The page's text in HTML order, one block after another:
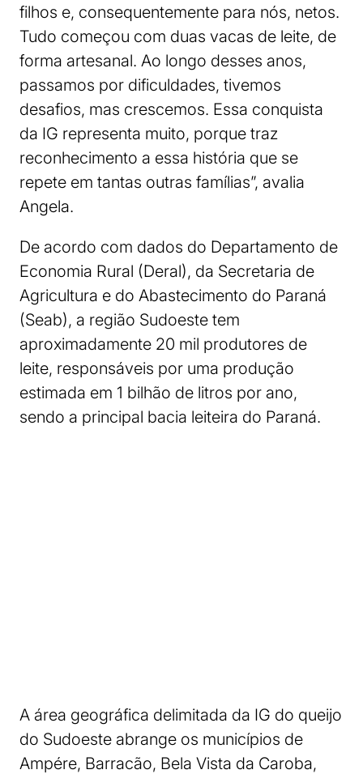
filhos e, consequentemente para nós, netos.
Tudo começou com duas vacas de leite, de
forma artesanal. Ao longo desses anos,
passamos por dificuldades, tivemos
desafios, mas crescemos. Essa conquista
da IG representa muito, porque traz
reconhecimento a essa história que se
repete em tantas outras famílias”, avalia
Angela.
De acordo com dados do Departamento de
Economia Rural (Deral), da Secretaria de
Agricultura e do Abastecimento do Paraná
(Seab), a região Sudoeste tem
aproximadamente 20 mil produtores de
leite, responsáveis por uma produção
estimada em 1 bilhão de litros por ano,
sendo a principal bacia leiteira do Paraná.
A área geográfica delimitada da IG do queijo
do Sudoeste abrange os municípios de
Ampére, Barracão, Bela Vista da Caroba,